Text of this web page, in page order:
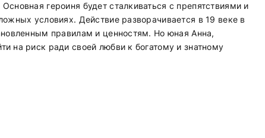
героиня будет сталкиваться с препятствиями и
условиях. Действие разворачивается в 19 веке в
правилам и ценностям. Но юная Анна,
на риск ради своей любви к богатому и знатному